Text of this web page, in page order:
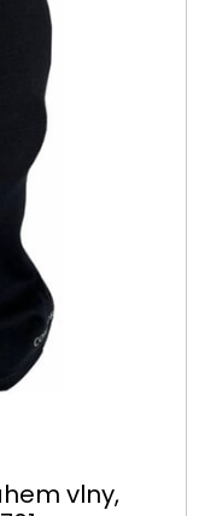
vlny,